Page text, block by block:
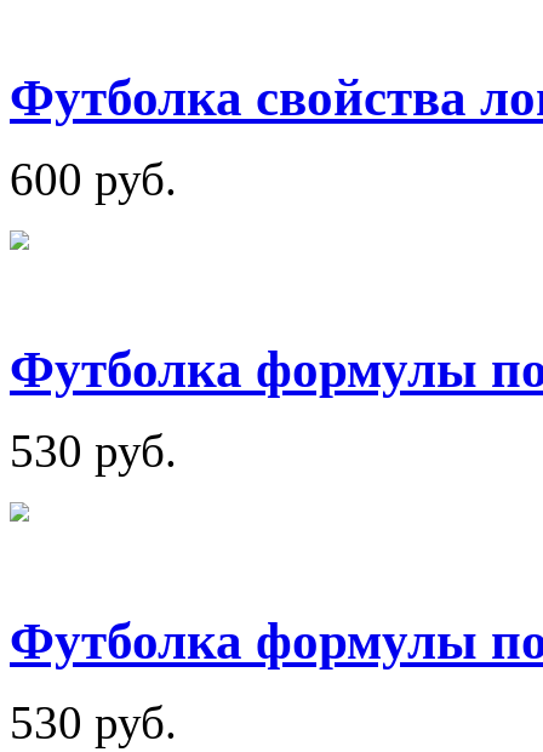
Футболка свойства
600 руб.
Футболка формулы
530 руб.
Футболка формулы
530 руб.